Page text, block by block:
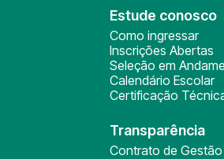
Estude conosco
Como ingressar
Inscrições Abertas
Seleção em
Calendário Escolar
Certificação
Transparência
Contrato de Gestão